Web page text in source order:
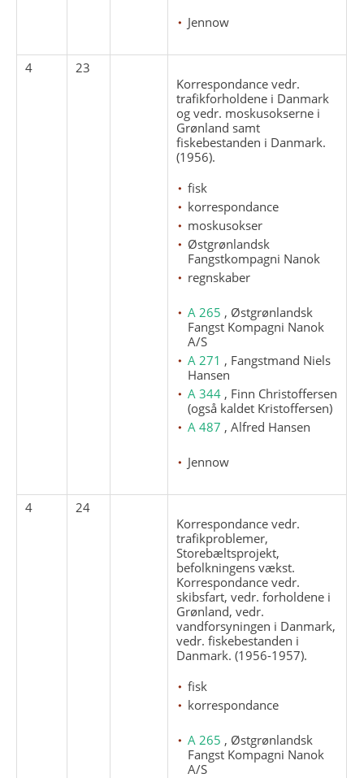
Jennow
4
23
Korrespondance vedr.
trafikforholdene i Danmark
og vedr. moskusokserne i
Grønland samt
fiskebestanden i Danmark.
(1956).
fisk
korrespondance
moskusokser
Østgrønlandsk
Fangstkompagni Nanok
regnskaber
A 265 , Østgrønlandsk
Fangst Kompagni Nanok
A/S
A 271 , Fangstmand Niels
Hansen
A 344 , Finn Christoffersen
(også kaldet Kristoffersen)
A 487 , Alfred Hansen
Jennow
4
24
Korrespondance vedr.
trafikproblemer,
Storebæltsprojekt,
befolkningens vækst.
Korrespondance vedr.
skibsfart, vedr. forholdene i
Grønland, vedr.
vandforsyningen i Danmark,
vedr. fiskebestanden i
Danmark. (1956-1957).
fisk
korrespondance
A 265 , Østgrønlandsk
Fangst Kompagni Nanok
A/S